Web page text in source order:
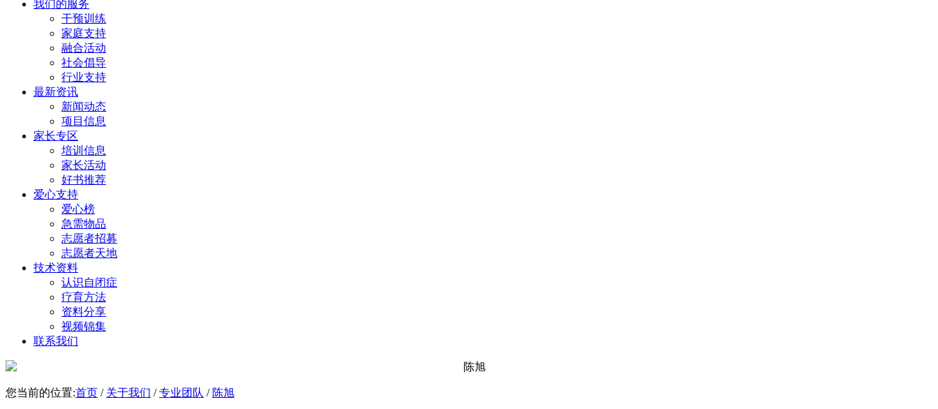
我们的服务
干预训练
家庭支持
融合活动
社会倡导
行业支持
最新资讯
新闻动态
项目信息
家长专区
培训信息
家长活动
好书推荐
爱心支持
爱心榜
急需物品
志愿者招募
志愿者天地
技术资料
认识自闭症
疗育方法
资料分享
视频锦集
联系我们
您当前的位置:首页 / 关于我们 /专业团队 / 陈旭